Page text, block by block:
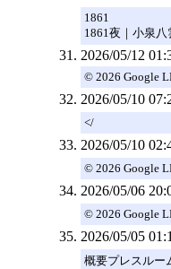
1861
1861夜｜小泉八
2026/05/12
© 2026 Google
2026/05/10
</
2026/05/10
© 2026 Google
2026/05/06
© 2026 Google
2026/05/05
概要プレスルー